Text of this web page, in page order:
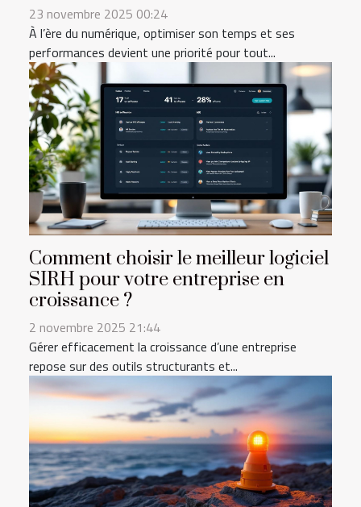
23 novembre 2025 00:24
À l’ère du numérique, optimiser son temps et ses
performances devient une priorité pour tout...
Comment choisir le meilleur logiciel
SIRH pour votre entreprise en
croissance ?
2 novembre 2025 21:44
Gérer efficacement la croissance d’une entreprise
repose sur des outils structurants et...